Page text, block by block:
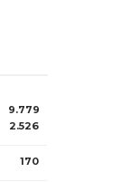
9.779
2.526
170